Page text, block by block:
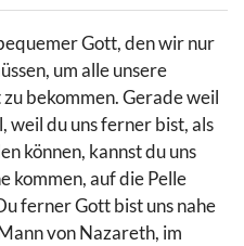
Gott, den wir nur
um alle unsere
bekommen. Gerade weil
weil du uns ferner bist, als
können, kannst du uns
kommen, auf die Pelle
ferner Gott bist uns nahe
von Nazareth, im